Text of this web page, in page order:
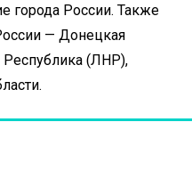
города России. Также
— Донецкая
Республика (ЛНР),